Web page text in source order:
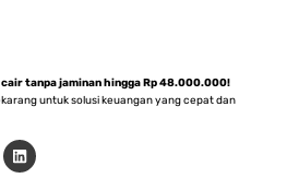
tanpa jaminan hingga Rp 48.000.000!
untuk solusi keuangan yang cepat dan
L
i
n